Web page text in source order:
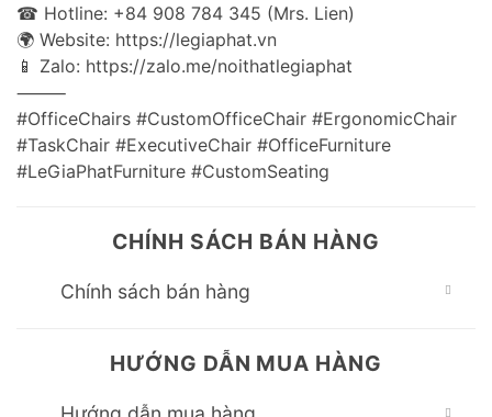
☎ Hotline: +84 908 784 345 (Mrs. Lien)
🌍 Website: https://legiaphat.vn
📱 Zalo: https://zalo.me/noithatlegiaphat
⸻
#OfficeChairs #CustomOfficeChair #ErgonomicChair
#TaskChair #ExecutiveChair #OfficeFurniture
#LeGiaPhatFurniture #CustomSeating
CHÍNH SÁCH BÁN HÀNG
Chính sách bán hàng
HƯỚNG DẪN MUA HÀNG